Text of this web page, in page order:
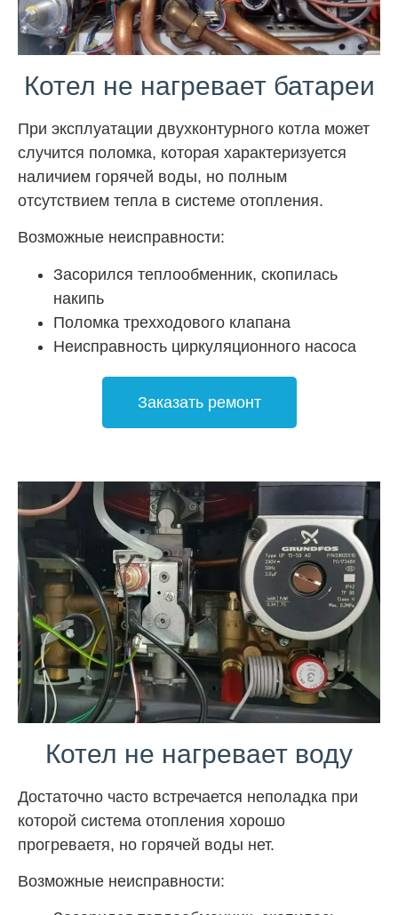
Котел не нагревает батареи
При эксплуатации двухконтурного котла может
случится поломка, которая характеризуется
наличием горячей воды, но полным
отсутствием тепла в системе отопления.
Возможные неисправности:
Засорился теплообменник, скопилась
накипь
Поломка трехходового клапана
Неисправность циркуляционного насоса
Заказать ремонт
Котел не нагревает воду
Достаточно часто встречается неполадка при
которой система отопления хорошо
прогреваетя, но горячей воды нет.
Возможные неисправности: